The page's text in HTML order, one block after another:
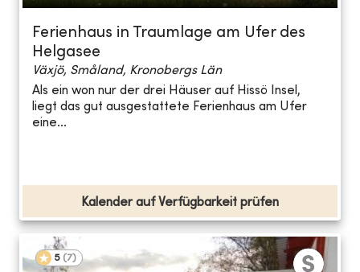
Ferienhaus in Traumlage am Ufer des
Helgasee
Växjö, Småland, Kronobergs Län
Als ein won nur der drei Häuser auf Hissö Insel,
liegt das gut ausgestattete Ferienhaus am Ufer
eine...
Kalender auf Verfügbarkeit prüfen
5 (7)